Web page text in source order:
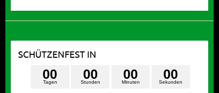
SCHÜTZENFEST IN
Tagen
00
Stunden
00
Minuten
00
Sekunden
00